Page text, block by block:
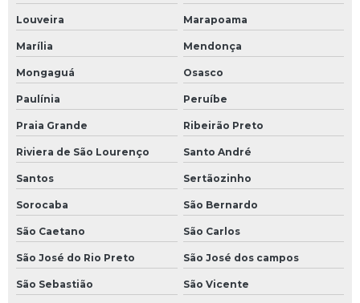
Louveira Marapoama
Marília Mendonça
Mongaguá Osasco
Paulínia Peruíbe
Praia Grande Ribeirão Preto
Riviera de São Lourenço Santo André
Santos Sertãozinho
Sorocaba São Bernardo
São Caetano São Carlos
São José do Rio Preto São José dos campos
São Sebastião São Vicente